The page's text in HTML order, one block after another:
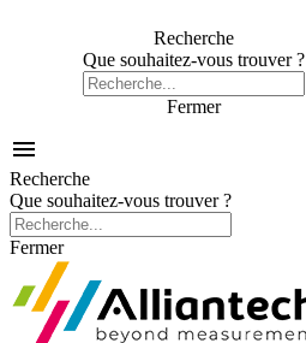
Recherche
Que souhaitez-vous trouver ?
Fermer

Recherche
Que souhaitez-vous trouver ?
Fermer